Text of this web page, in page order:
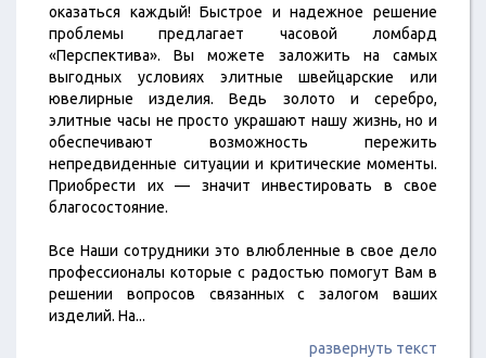
оказаться каждый! Быстрое и надежное решение
проблемы предлагает часовой ломбард
«Перспектива». Вы можете заложить на самых
выгодных условиях элитные швейцарские или
ювелирные изделия. Ведь золото и серебро,
элитные часы не просто украшают нашу жизнь, но и
обеспечивают возможность пережить
непредвиденные ситуации и критические моменты.
Приобрести их — значит инвестировать в свое
благосостояние.
Все Наши сотрудники это влюбленные в свое дело
профессионалы которые с радостью помогут Вам в
решении вопросов связанных с залогом ваших
изделий. На...
развернуть текст